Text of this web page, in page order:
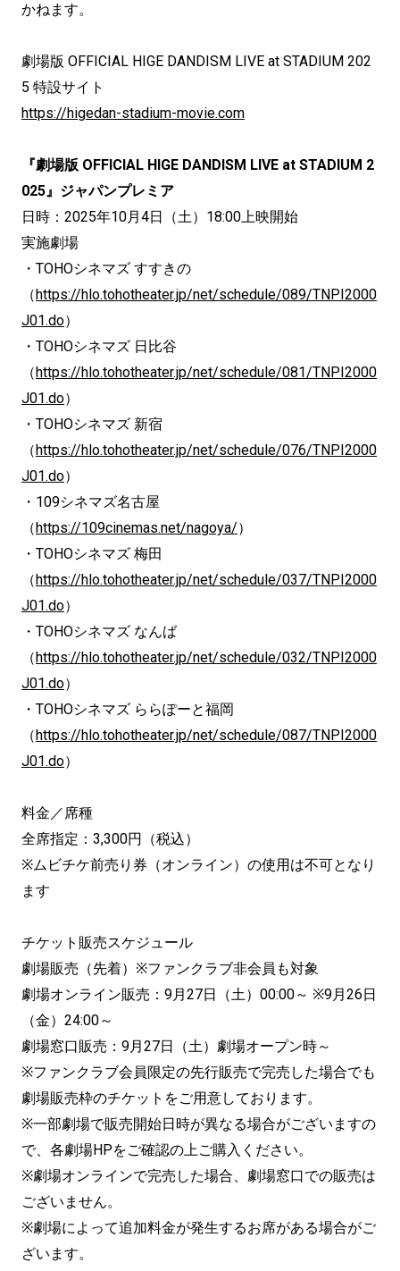
かねます。
劇場版 OFFICIAL HIGE DANDISM LIVE at STADIUM 202
5 特設サイト
https://higedan-stadium-movie.com
『劇場版 OFFICIAL HIGE DANDISM LIVE at STADIUM 2
025』ジャパンプレミア
日時：2025年10月4日（土）18:00上映開始
実施劇場
・TOHOシネマズ すすきの
（https://hlo.tohotheater.jp/net/schedule/089/TNPI2000
J01.do）
・TOHOシネマズ 日比谷
（https://hlo.tohotheater.jp/net/schedule/081/TNPI2000
J01.do）
・TOHOシネマズ 新宿
（https://hlo.tohotheater.jp/net/schedule/076/TNPI2000
J01.do）
・109シネマズ名古屋
（https://109cinemas.net/nagoya/）
・TOHOシネマズ 梅田
（https://hlo.tohotheater.jp/net/schedule/037/TNPI2000
J01.do）
・TOHOシネマズ なんば
（https://hlo.tohotheater.jp/net/schedule/032/TNPI2000
J01.do）
・TOHOシネマズ ららぽーと福岡
（https://hlo.tohotheater.jp/net/schedule/087/TNPI2000
J01.do）
料金／席種
全席指定：3,300円（税込）
※ムビチケ前売り券（オンライン）の使用は不可となり
ます
チケット販売スケジュール
劇場販売（先着）※ファンクラブ非会員も対象
劇場オンライン販売：9月27日（土）00:00～ ※9月26日
（金）24:00～
劇場窓口販売：9月27日（土）劇場オープン時～
※ファンクラブ会員限定の先行販売で完売した場合でも
劇場販売枠のチケットをご用意しております。
※一部劇場で販売開始日時が異なる場合がございますの
で、各劇場HPをご確認の上ご購入ください。
※劇場オンラインで完売した場合、劇場窓口での販売は
ございません。
※劇場によって追加料金が発生するお席がある場合がご
ざいます。